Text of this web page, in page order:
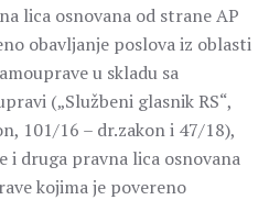
lica osnovana od strane AP
obavljanje poslova iz oblasti
u skladu sa
(„Službeni glasnik RS“,
101/16 – dr.zakon i 47/18),
i druga pravna lica osnovana
kojima je povereno